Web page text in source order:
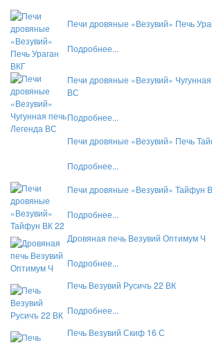
Печи дровяные «Везувий» Печь
Подробнее...
Печи дровяные «Везувий»
ВС
Подробнее...
Печи дровяные «Везувий» Печь
Подробнее...
Печи дровяные «Везувий» Тайфун
Подробнее...
Дровяная печь Везувий Оптимум Ч
Подробнее...
Печь Везувий Русичъ 22 ВК
Подробнее...
Печь Везувий Скиф 16 С